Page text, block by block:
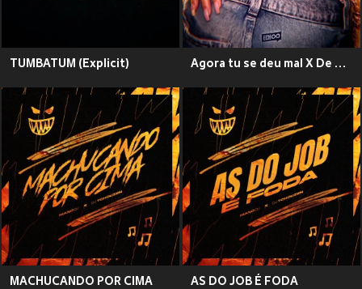
TUMBATUM (Explicit) Agora tu se deu mal X De Fora Pra Dentro
MACHUCANDO POR CIMA AS DO JOB É FODA